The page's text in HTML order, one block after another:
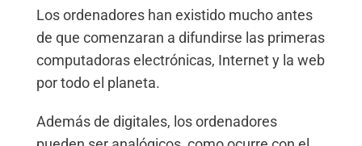
Los ordenadores han existido mucho antes
de que comenzaran a difundirse las primeras
computadoras electrónicas, Internet y la web
por todo el planeta.
Además de digitales, los ordenadores